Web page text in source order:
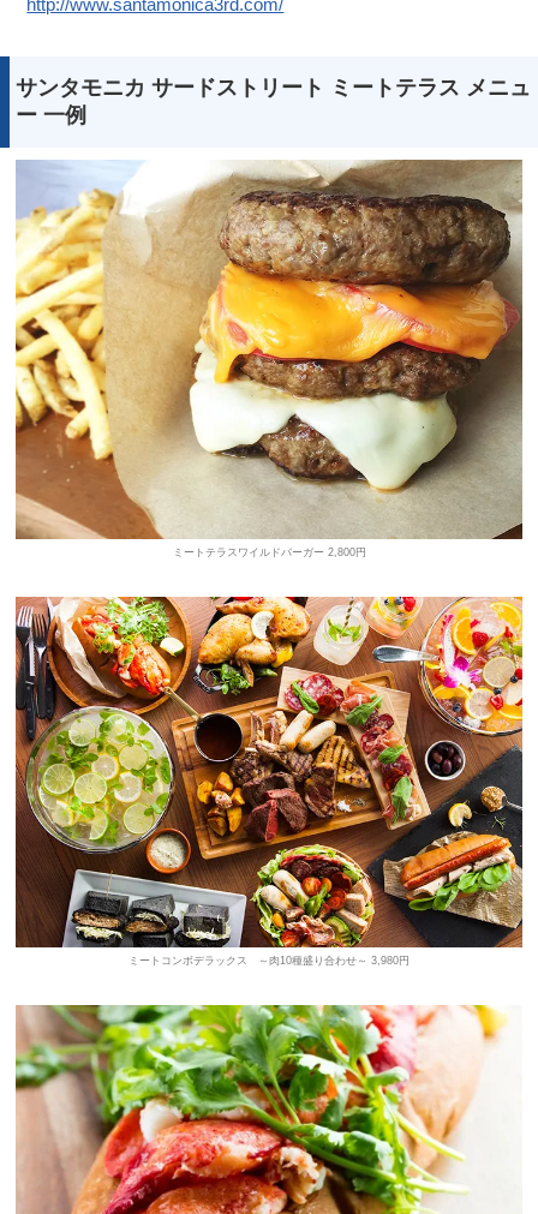
http://www.santamonica3rd.com/
サンタモニカ サードストリート ミートテラス メニュ
ー 一例
ミートテラスワイルドバーガー 2,800円
ミートコンボデラックス ～肉10種盛り合わせ～ 3,980円